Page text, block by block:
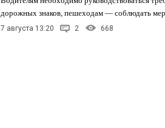
дорожных знаков, пешеходам — соблюдать
7 августа 13:20 2 668